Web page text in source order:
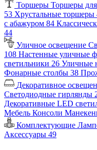
Торшеры Торшеры
53 Хрустальные торшеры
с абажуром 84
44
Уличное освещение
108 Настенные уличные
светильники 26 Уличные
Фонарные столбы 38
Декоративное
Светодиодные гирлянды
Декоративные LED
Мебель Консоли
Комплектующие
Аксессуары 49